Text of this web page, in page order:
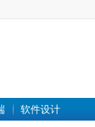
软件设计